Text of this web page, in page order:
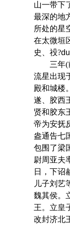
山一带下
最深的地
所处的星
在太微垣
史、祋?
三年(前
流星出现
殿和城楼
遂、胶西
贤和胶东
帝为安抚
盎通告七
包围了梁
尉周亚夫
日，下诏
儿子刘艺
魏其侯。
王。立皇
改封济北